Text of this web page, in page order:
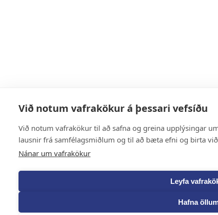
Við notum vafrakökur á þessari vefsíðu
Við notum vafrakökur til að safna og greina upplýsingar
lausnir frá samfélagsmiðlum og til að bæta efni og birta
Nánar um vafrakökur
Leyfa
Hafna